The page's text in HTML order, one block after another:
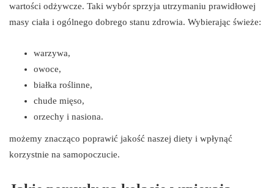
wartości odżywcze. Taki wybór sprzyja utrzymaniu prawidłowej
masy ciała i ogólnego dobrego stanu zdrowia. Wybierając świeże:
warzywa,
owoce,
białka roślinne,
chude mięso,
orzechy i nasiona.
możemy znacząco poprawić jakość naszej diety i wpłynąć
korzystnie na samopoczucie.